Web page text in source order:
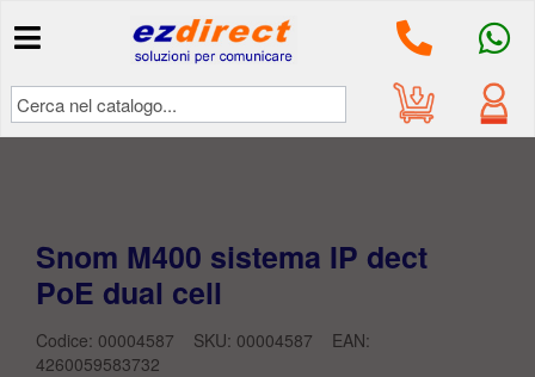
Il mio
account
Snom M400 sistema IP dect
PoE dual cell
Codice: 00004587 SKU: 00004587 EAN:
4260059583732